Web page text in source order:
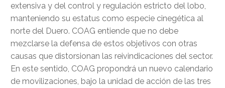
extensiva y del control y regulación estricto del lobo,
manteniendo su estatus como especie cinegética al
norte del Duero. COAG entiende que no debe
mezclarse la defensa de estos objetivos con otras
causas que distorsionan las reivindicaciones del sector.
En este sentido, COAG propondrá un nuevo calendario
de movilizaciones, bajo la unidad de acción de las tres